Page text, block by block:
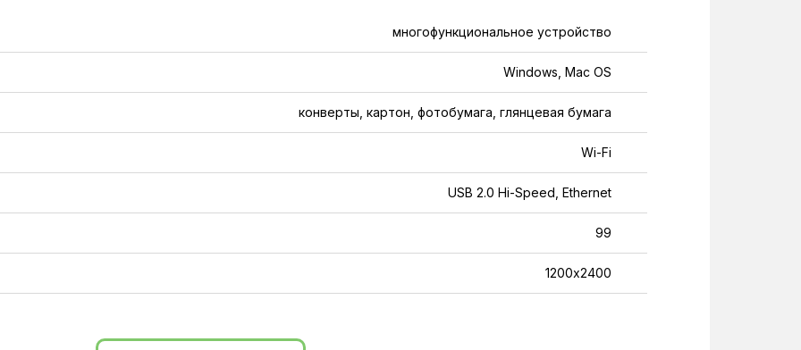
многофункциональное устройство
Windows, Mac OS
конверты, картон, фотобумага, глянцевая бумага
Wi-Fi
USB 2.0 Hi-Speed, Ethernet
99
1200х2400